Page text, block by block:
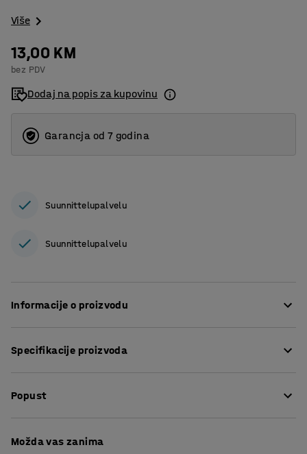
Više
13,00 KM
bez PDV
Dodaj na popis za kupovinu
Garancja od 7 godina
Suunnittelupalvelu
Suunnittelupalvelu
Informacije o proizvodu
polica POWER i IDEAL. Držači fiksiraju regalnu jedinicu
Specifikacije proizvoda
Broj /pakiranje
Težina: 0,21 kg
Popust
Možda vas zanima